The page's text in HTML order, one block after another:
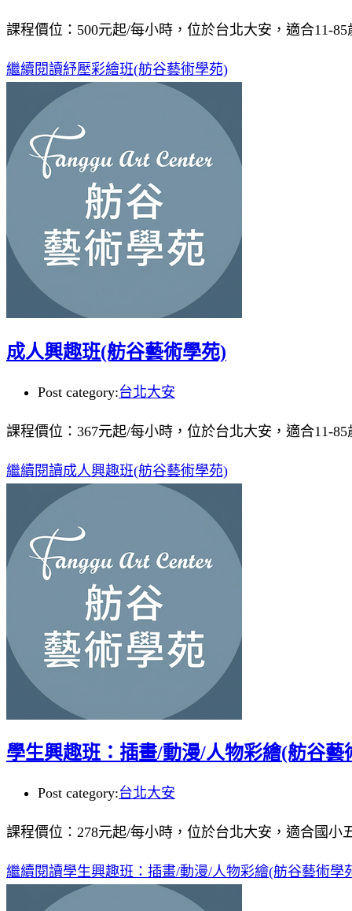
課程價位：500元起/每小時，位於台北大安，適合11-
繼續閱讀紓壓彩繪班(舫谷藝術學苑)
成人興趣班(舫谷藝術學苑)
Post category:台北大安
課程價位：367元起/每小時，位於台北大安，適合11-
繼續閱讀成人興趣班(舫谷藝術學苑)
學生興趣班：插畫/動漫/人物彩繪(舫谷藝
Post category:台北大安
課程價位：278元起/每小時，位於台北大安，適合國小
繼續閱讀學生興趣班：插畫/動漫/人物彩繪(舫谷藝術學